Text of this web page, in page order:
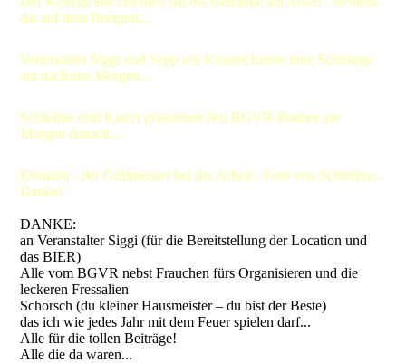
dat auf dem Beetpott...
Veranstalter Siggi und Sepp mit Knautschzone inne Schmiege
am nächsten Morgen...
Schlufine (mit Kater) präsentiert den BGVR-Banner am
Morgen danach...
Eismann - der Grillmeister bei der Arbeit - Foto von Schlufine...
Danke!
DANKE:
an Veranstalter Siggi (für die Bereitstellung der Location und
das BIER)
Alle vom BGVR nebst Frauchen fürs Organisieren und die
leckeren Fressalien
Schorsch (du kleiner Hausmeister – du bist der Beste)
das ich wie jedes Jahr mit dem Feuer spielen darf...
Alle für die tollen Beiträge!
Alle die da waren...